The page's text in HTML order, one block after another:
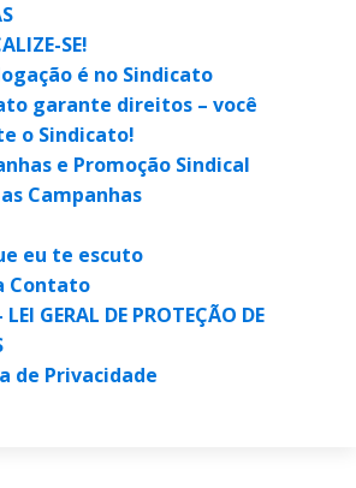
SE!
é no Sindicato
garante direitos – você
o Sindicato!
e Promoção Sindical
Campanhas
eu te escuto
Contato
LEI GERAL DE PROTEÇÃO DE
de Privacidade